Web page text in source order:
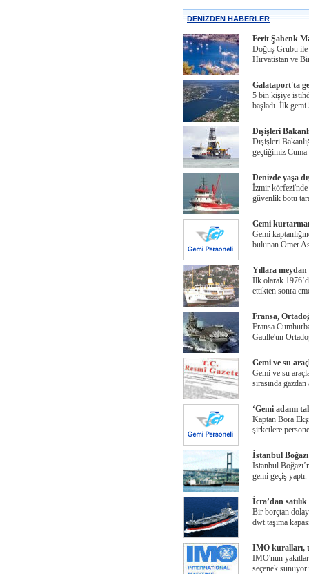
DENİZDEN HABERLER
Ferit Şahenk
Doğuş Grubu ile
Hırvatistan ve
Galataport'ta
5 bin kişiye
başladı. İlk
Dışişleri
Dışişleri
geçtiğimiz
Denizde yaşa
İzmir körfezi'nde
güvenlik botu
Gemi
Gemi
bulunan Ömer
Yıllara
İlk olarak
ettikten sonra
Fransa,
Fransa
Gaulle'un
Gemi ve su
Gemi ve su
sırasında
‘Gemi adamı
Kaptan Bora
şirketlere
İstanbul
İstanbul
gemi geçiş
İcra’dan
Bir borçtan
dwt taşıma
IMO kuralları,
IMO'nun
seçenek